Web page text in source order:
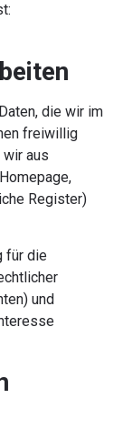
die wir im
freiwillig
aus
Register)
für die
und